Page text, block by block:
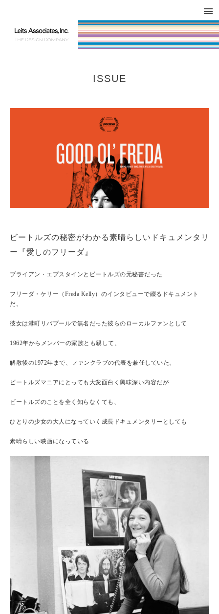
ISSUE
ビートルズの秘密がわかる素晴らしいドキュメンタリ
ー『愛しのフリーダ』
ブライアン・エプスタインとビートルズの元秘書だった
フリーダ・ケリー（Freda Kelly）のインタビューで綴るドキュメント
だ。
彼女は港町リバプールで無名だった彼らのローカルファンとして
1962年からメンバーの家族とも親して、
解散後の1972年まで、ファンクラブの代表を兼任していた。
ビートルズマニアにとっても大変面白く興味深い内容だが
ビートルズのことを全く知らなくても、
ひとりの少女の大人になっていく成長ドキュメンタリーとしても
素晴らしい映画になっている